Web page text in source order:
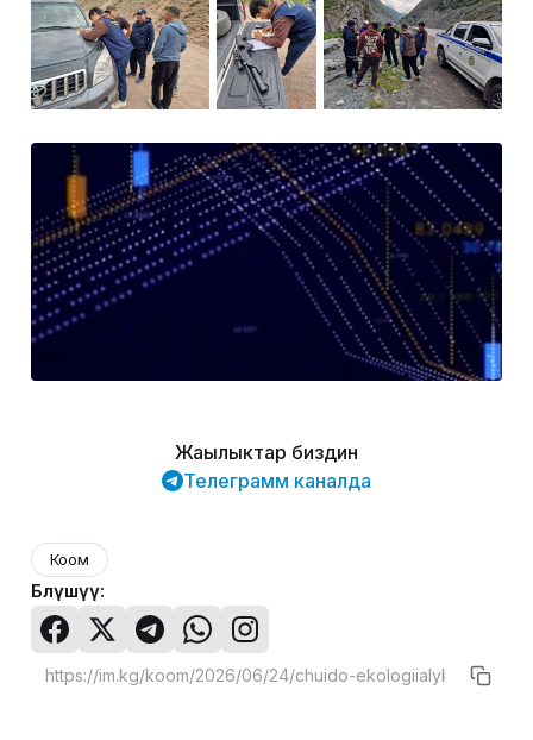
Жаңылыктар биздин
Телеграмм каналда
Коом
Бөлүшүү: